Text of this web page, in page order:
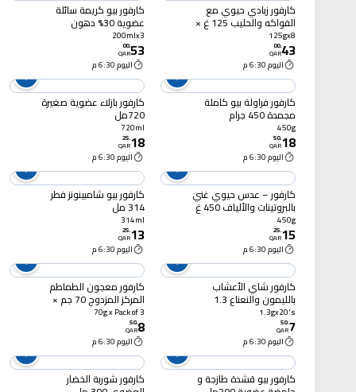
كارفور زبادي حيوي مع
الفواكه والحليب 125 غ ×
8
125gx8
43
.
00
QAR
اليوم 6:30 م
كارفور بيو كريمة سائلة
عضوية 30% دهون
200مل×3
200mlx3
53
.
00
QAR
اليوم 6:30 م
كارفور فراولة بيو كاملة
مجمدة 450 جرام
450g
18
.
50
QAR
اليوم 6:30 م
كارفور بازلاء عضوية صغيرة
720مل
720ml
18
.
25
QAR
اليوم 6:30 م
كارفور – عدس حيوي غني
بالبروتينات والألياف 450 غ
450g
15
.
25
QAR
اليوم 6:30 م
كارفور بيو شامبينونز فطر
314 مل
314ml
13
.
25
QAR
اليوم 6:30 م
كارفور شاي الأعشاب
بالليمون والنعناع 1.3
غرام×20
1.3gx20's
7
.
50
QAR
اليوم 6:30 م
كارفور معجون الطماطم
المركز المزدوج 70 جم ×
عبوة من 3
70g x Pack of 3
8
.
50
QAR
اليوم 6:30 م
كارفور بيو قشدة طازجة و كارفور شوربة الخضار